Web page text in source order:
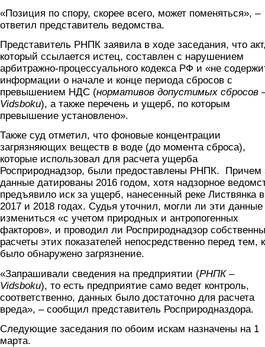
«Позиция по спору, скорее всего, может поменяться», –
ответил представитель ведомства.
Представитель РНПК заявила в ходе заседания, что
который ссылается истец, составлен с нарушением
арбитражно-процессуального кодекса РФ и «не
информации о начале и конце периода сбросов с
превышением НДС (нормативов допустимых сбросов
Vidsboku), а также перечень и ущерб, по которым
превышение установлено».
Также суд отметил, что фоновые концентрации
загрязняющих веществ в воде (до момента сброса),
которые использовал для расчета ущерба
Росприроднадзор, были предоставлены РНПК. Причем
данные датированы 2016 годом, хотя надзорное
предъявило иск за ущерб, нанесенный реке Листвянка в
2017 и 2018 годах. Судья уточнил, могли ли эти данные
измениться «с учетом природных и антропогенных
факторов», и проводил ли Росприроднадзор
расчеты этих показателей непосредственно перед тем,
было обнаружено загрязнение.
«Запрашивали сведения на предприятии (РНПК –
Vidsboku), то есть предприятие само ведет контроль,
соответственно, данных было достаточно для расчета
вреда», – сообщил представитель Росприродназдора.
Следующие заседания по обоим искам назначены на 1
марта.